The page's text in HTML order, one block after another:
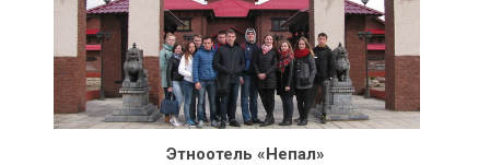
Этноотель «Непал»